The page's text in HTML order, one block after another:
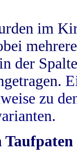
im
der
zu
Taufpaten